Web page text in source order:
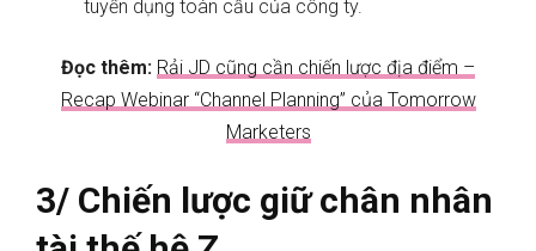
tuyển dụng toàn cầu của công ty.
Đọc thêm: Rải JD cũng cần chiến lược địa điểm –
Recap Webinar “Channel Planning” của Tomorrow
Marketers
3/ Chiến lược giữ chân nhân